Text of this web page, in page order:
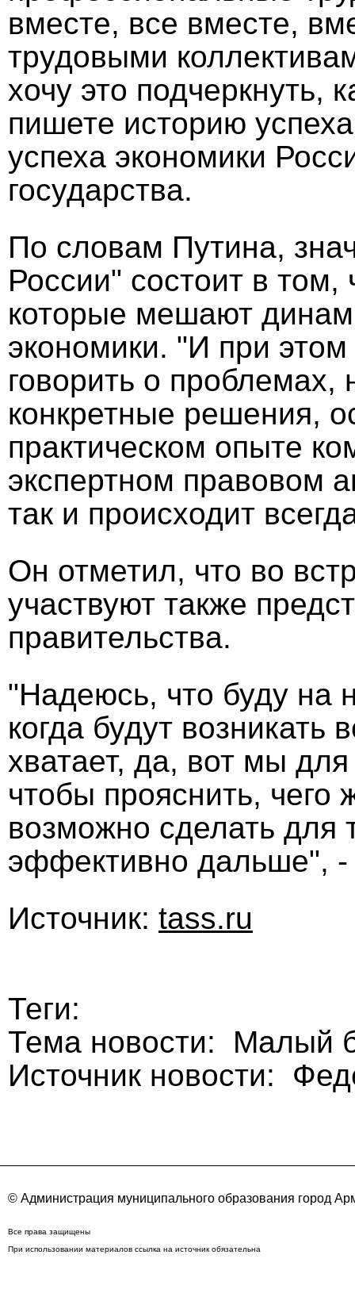
вместе, все вместе,
трудовыми
хочу это подчеркнуть,
пишете историю
успеха экономики
государства.
По словам Путина,
России" состоит в
которые мешают
экономики. "И при
говорить о проблемах,
конкретные решения,
практическом опыте
экспертном правовом
так и происходит
Он отметил, что во
участвуют также
правительства.
"Надеюсь, что буду на
когда будут возникать
хватает, да, вот мы
чтобы прояснить, чего
возможно сделать для
эффективно дальше", -
Источник: tass.ru
Теги:
Тема новости: Малый
Источник новости:
© Администрация муниципального образования город
Все права защищены
При использовании материалов ссылка на источник обязательна